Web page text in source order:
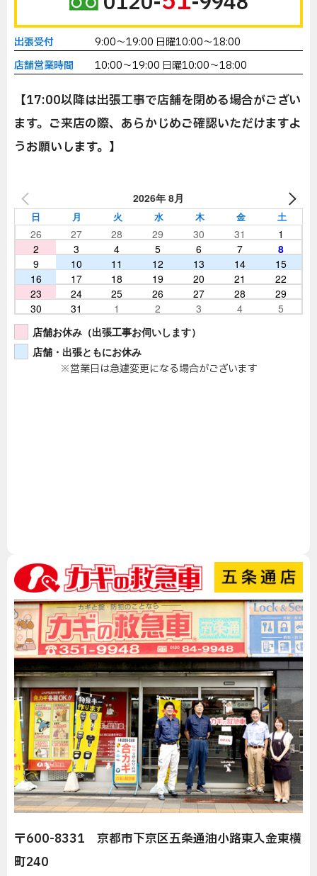
出張受付
9:00～19:00 日曜10:00～18:00
店舗営業時間
10:00～19:00 日曜10:00～18:00
【17:00以降は出張工事で店舗を閉める場合がござい
ます。ご来店の際、あらかじめご確認いただけますよ
うお願いします。】
2026年 8月
日 月 火 水 木 金 土
26 27 28 29 30 31
1
2
3 4 5 6 7
8
9
10 11 12 13 14
15
16
17 18 19 20 21
22
23
24 25 26 27 28
29
30
31 1 2 3 4
5
店舗お休み（出張工事お伺いします）
店舗・出張ともにお休み
※営業日は急遽変更になる場合がございます
〒600-8331 京都市下京区五条通油小路東入金東横
町240